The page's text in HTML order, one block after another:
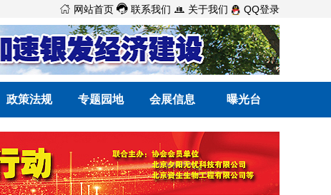
 网站首页  联系我们  关于我们 QQ登录
政策法规 专题园地 会展信息 曝光台